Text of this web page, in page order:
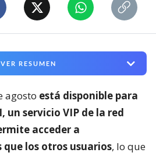
VER RESUMEN
agosto está disponible para
servicio VIP de la red
acceder a
los otros usuarios, lo que